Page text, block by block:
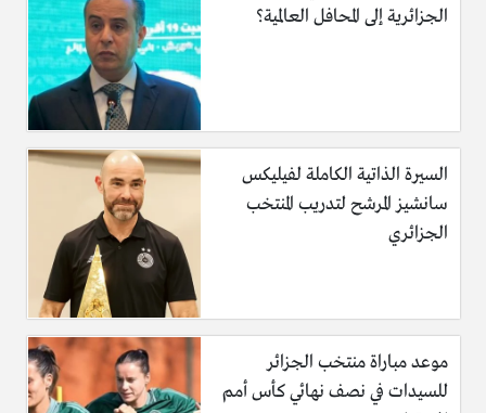
الجزائرية إلى المحافل العالمية؟
السيرة الذاتية الكاملة لفيليكس
سانشيز المرشح لتدريب المنتخب
الجزائري
موعد مباراة منتخب الجزائر
للسيدات في نصف نهائي كأس أمم